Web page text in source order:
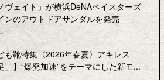
ヴェイト」が横浜DeNAベイスターズ
ンのアウトドアサンダルを発売
も靴特集〈2026年春夏〉アキレス
」】“爆発加速”をテーマにした新モ...